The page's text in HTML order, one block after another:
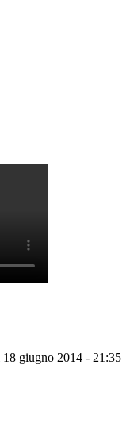
18 giugno 2014 - 21:35